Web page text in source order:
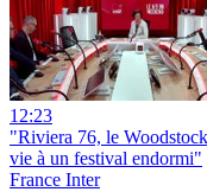
12:23
"Riviera 76, le
vie à un festival endormi"
France Inter